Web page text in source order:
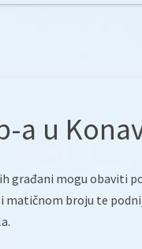
a u
građani mogu obaviti
matičnom broju te